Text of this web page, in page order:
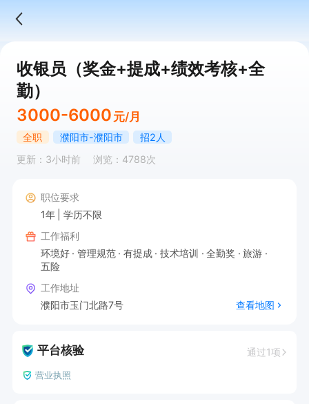
收银员（奖金+提成+绩效考核+全
勤）
3000-6000 元/月
全职 濮阳市-濮阳市
招2人
更新：3小时前
浏览：4788次
职位要求
1年
学历不限
工作福利
环境好
管理规范 有提成 技术培训 全勤奖
旅游
五险
工作地址
濮阳市玉门北路7号
查看地图
平台核验 通过1项
营业执照